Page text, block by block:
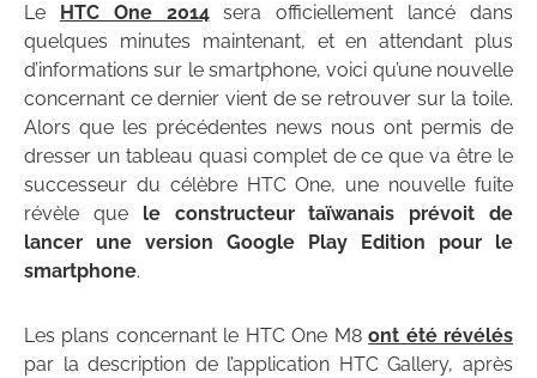
Le HTC One 2014sera officiellement lancé dans
quelques minutes maintenant, et en attendant plus
d’informations sur le smartphone, voici qu’une nouvelle
concernant ce dernier vient de se retrouver sur la toile.
Alors que les précédentes news nous ont permis de
dresser un tableau quasi complet de ce que va être le
successeur du célèbre HTC One, une nouvelle fuite
révèle que le constructeur taïwanais prévoit de
lancer une version Google Play Edition pour le
smartphone.
Les plans concernant le HTC One M8ont été révélés
par la description de l’application HTC Gallery, après